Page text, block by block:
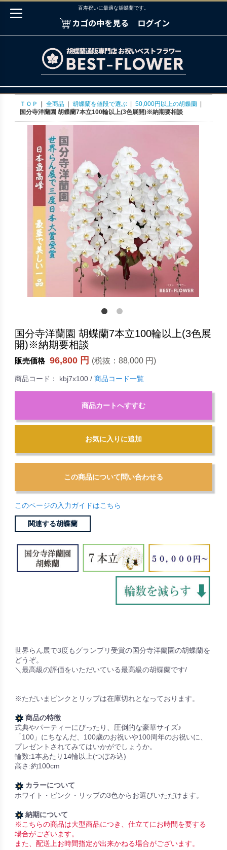
百寿祝いに最適な胡蝶蘭です。
ＴＯＰ 全商品 胡蝶蘭を値段で選ぶ 50,000円以上の胡蝶蘭
国分寺洋蘭園 胡蝶蘭7本立100輪以上(3色展開)※納期要相談
国分寺洋蘭園 胡蝶蘭7本立100輪以上(3色展
開)※納期要相談
販売価格 96,800 円 (税抜： 88,000 円)
商品コード： kbj7x100/ 商品コード一覧
商品カートへすすむ
お気に入りに追加
このページの入力ガイドはこちら
関連する胡蝶蘭
世界らん展で3度もグランプリ受賞の国分寺洋蘭園の胡蝶蘭を
どうぞ。
＼最高級の評価をいただいている最高級の胡蝶蘭です/
※ただいまピンクとリップは在庫切れとなっております。
商品の特徴
式典やパーティーにぴったり、圧倒的な豪華サイズ♪
「100」にちなんだ、100歳のお祝いや100周年のお祝いに、
プレゼントされてみてはいかがでしょうか。
輪数:1本あたり14輪以上(つぼみ込)
高さ:約100cm
カラーについて
ホワイト・ピンク・リップの3色からお選びいただけます。
納期について
※こちらの商品は大型商品につき、仕立てにお時間を要する
場合がございます。
また、配送上お時間指定が出来かねる場合がございます。